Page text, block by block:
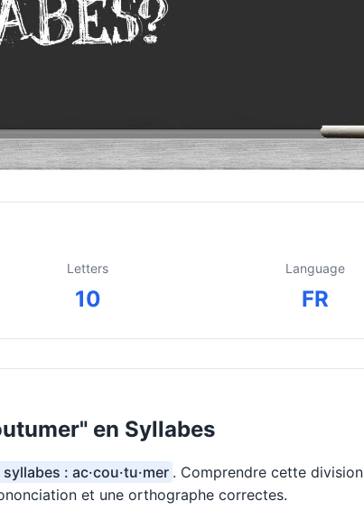
Letters
10
Language
FR
en Syllabes
syllabes : ac·cou·tu·mer . Comprendre cette division
et une orthographe correctes.